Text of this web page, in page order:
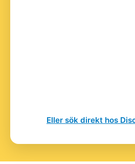
Eller sök direkt hos